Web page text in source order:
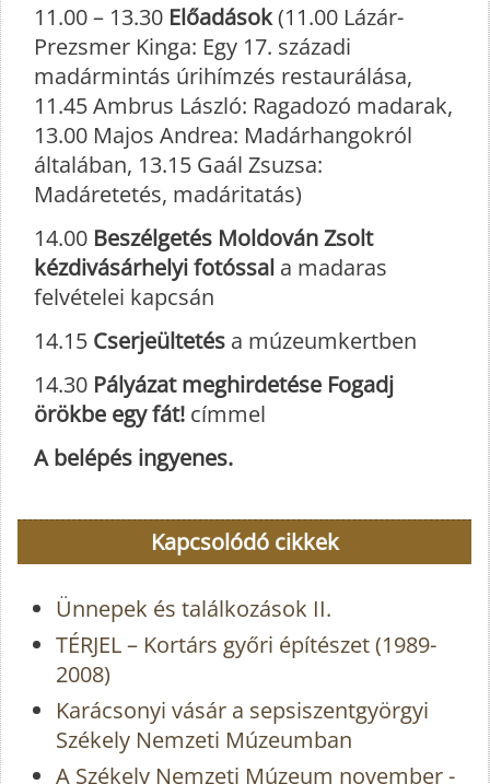
11.00 – 13.30 Előadások(11.00 Lázár-
Prezsmer Kinga: Egy 17. századi
madármintás úrihímzés restaurálása,
11.45 Ambrus László: Ragadozó madarak,
13.00 Majos Andrea: Madárhangokról
általában, 13.15 Gaál Zsuzsa:
Madáretetés, madáritatás)
14.00 Beszélgetés Moldován Zsolt
kézdivásárhelyi fotóssal a madaras
felvételei kapcsán
14.15 Cserjeültetés a múzeumkertben
14.30 Pályázat meghirdetése Fogadj
örökbe egy fát! címmel
A belépés ingyenes.
Kapcsolódó cikkek
Ünnepek és találkozások II.
TÉRJEL – Kortárs győri építészet (1989-
2008)
Karácsonyi vásár a sepsiszentgyörgyi
Székely Nemzeti Múzeumban
A Székely Nemzeti Múzeum november -